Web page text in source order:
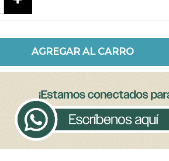
AGREGAR AL CARRO